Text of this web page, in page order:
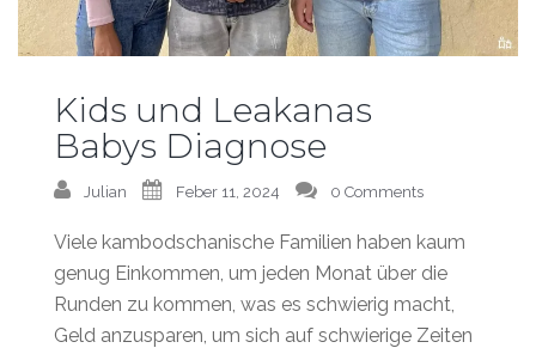
Kids und Leakanas
Babys Diagnose
Julian Feber 11, 2024 0 Comments
Viele kambodschanische Familien haben kaum
genug Einkommen, um jeden Monat über die
Runden zu kommen, was es schwierig macht,
Geld anzusparen, um sich auf schwierige Zeiten